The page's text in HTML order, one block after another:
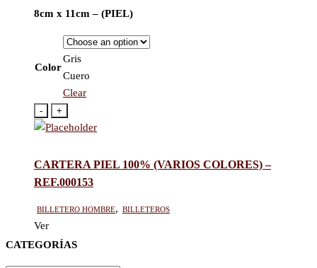
8cm x 11cm – (PIEL)
Color
Gris
Cuero
Clear
- +
CARTERA PIEL 100% (VARIOS COLORES) –
REF.000153
Billetero hombre, Billeteros
Ver
CATEGORÍAS